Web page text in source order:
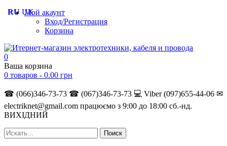
Мой акаунт
Вход/Регистрация
Корзина
0
Ваша корзина
0 товаров - 0.00 грн
☎ (066)346-73-73 ☎ (067)346-73-73 💻 Viber (097)655-44-06 ✉
electriknet@gmail.com працюємо з 9:00 до 18:00 сб.-нд.
ВИХІДНИЙ
RU UK